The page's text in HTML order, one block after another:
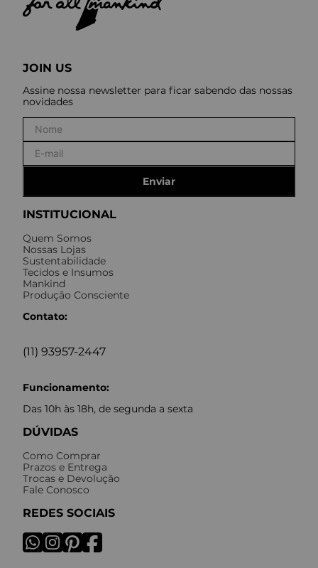
INSTITUCIONAL
Quem Somos
Nossas Lojas
Sustentabilidade
Tecidos e Insumos
Mankind
Produção Consciente
Contato:
(11) 93957-2447
Funcionamento:
Das 10h às 18h, de segunda a sexta
DÚVIDAS
Como Comprar
Prazos e Entrega
Trocas e Devolução
Fale Conosco
REDES SOCIAIS
JOIN US
Assine nossa newsletter para ficar sabendo das nossas
novidades
Enviar